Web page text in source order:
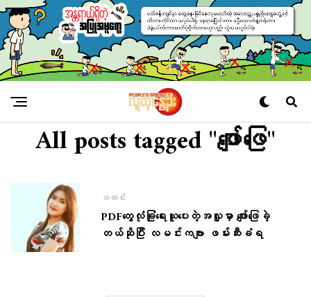
All posts tagged "ဖျော်ဖြေ"
သတင်း
PDFတွေလုံခြုံရေးယူပေးတဲ့အလှူမှာ ဖျော်ဖြေခဲ့
တယ်ဆိုပြီး လမင်းကဗျာ ဖမ်းဆီးခံရ